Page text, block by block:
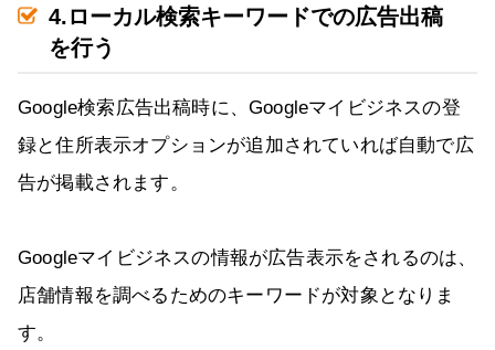
4.ローカル検索キーワードでの広告出稿
を行う
Google検索広告出稿時に、Googleマイビジネスの登
録と住所表示オプションが追加されていれば自動で広
告が掲載されます。
Googleマイビジネスの情報が広告表示をされるのは、
店舗情報を調べるためのキーワードが対象となりま
す。